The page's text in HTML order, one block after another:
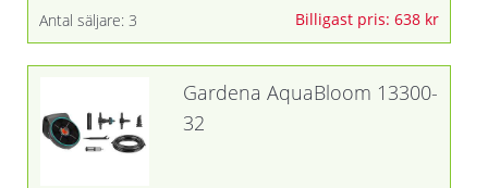
Antal säljare: 3 Billigast pris: 638 kr
Gardena AquaBloom 13300-
32